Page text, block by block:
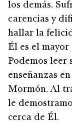
los demás.
carencias y
hallar la
Él es el
Podemos leer
enseñanzas
Mormón. Al
le
cerca de Él.